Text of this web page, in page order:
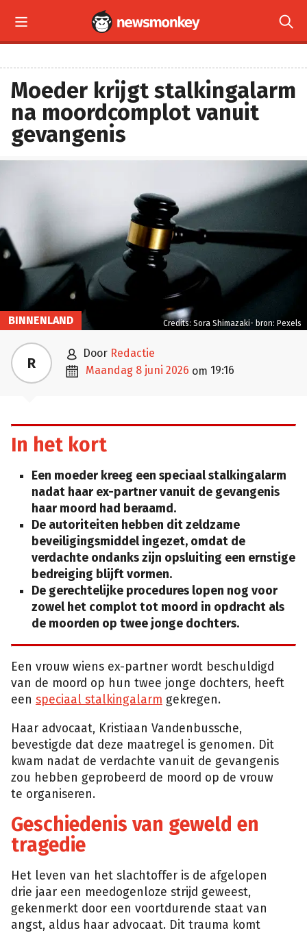
 
Moeder krijgt stalkingalarm
na moordcomplot vanuit
gevangenis
Credits: Sora Shimazaki- bron: Pexels
BINNENLAND
R  door Redactie
 maandag 8 juni 2026 om 19:16
In het kort
Een moeder kreeg een speciaal stalkingalarm
nadat haar ex-partner vanuit de gevangenis
haar moord had beraamd.
De autoriteiten hebben dit zeldzame
beveiligingsmiddel ingezet, omdat de
verdachte ondanks zijn opsluiting een ernstige
bedreiging blijft vormen.
De gerechtelijke procedures lopen nog voor
zowel het complot tot moord in opdracht als
de moorden op twee jonge dochters.
Een vrouw wiens ex-partner wordt beschuldigd
van de moord op hun twee jonge dochters, heeft
een speciaal stalkingalarm gekregen.
Haar advocaat, Kristiaan Vandenbussche,
bevestigde dat deze maatregel is genomen. Dit
kwam nadat de verdachte vanuit de gevangenis
zou hebben geprobeerd de moord op de vrouw
te organiseren.
Geschiedenis van geweld en
tragedie
Het leven van het slachtoffer is de afgelopen
drie jaar een meedogenloze strijd geweest,
gekenmerkt door een voortdurende staat van
angst, aldus haar advocaat. Dit trauma komt